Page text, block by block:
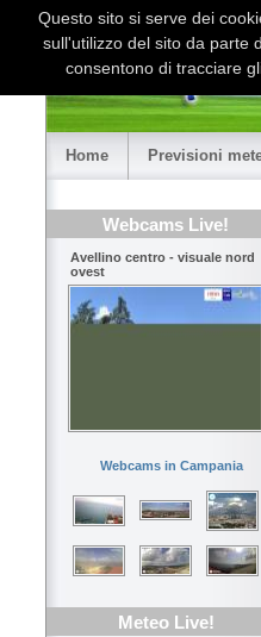
Home Previsioni
Webcams Live!
Avellino centro - visuale nord
ovest
Webcams in Campania
Meteo Live!
Questo sito si serve dei
sull'utilizzo del sito da parte
consentono di tracciare